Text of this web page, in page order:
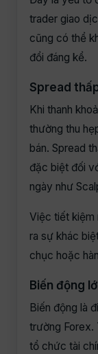
trader giao
cũng có thể
đổi đáng kể.
Spread
Khi thanh
thường thu
bán. Spread
đặc biệt đối
ngày như
Việc tiết kiệm
ra sự khác
chục hoặc
Biến động
Biến động là
trường Forex.
tổ chức tài